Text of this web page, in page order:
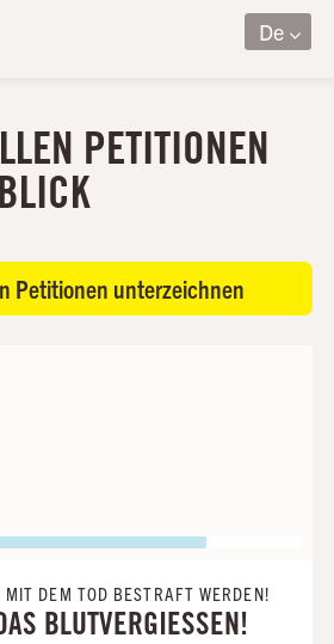
De
PETITIONEN
Petitionen unterzeichnen
BLUTVERGIESSEN!
DEM TOD BESTRAFT WERDEN!